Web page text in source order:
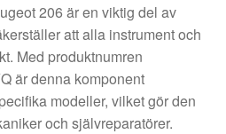
206 är en viktig del av
att alla instrument och
Med produktnumren
är denna komponent
modeller, vilket gör den
och självreparatörer.